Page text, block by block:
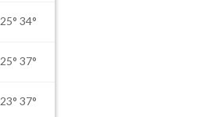
25° 34°
25° 37°
23° 37°